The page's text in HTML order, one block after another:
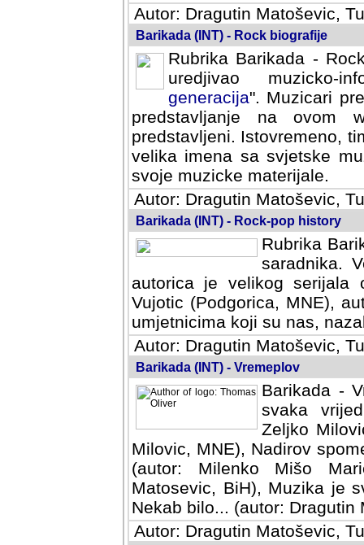
Autor: Dragutin Matoševic,
Barikada (INT) - Rock biografije
Rubrika Barikada -
uredjivao muzicko-
Muzicari predstavljeni u
na ovom web portalu
Istovremeno, tim nacinom
sa svjetske muzicke scene
materijale.
Autor: Dragutin Matoševic,
Barikada (INT) - Rock-pop history
Rubrika
saradnika.
autorica je velikog serijala
Vujotic (Podgorica, MNE),
umjetnicima koji su nas,
Autor: Dragutin Matoševic,
Barikada (INT) - Vremeplov
Barikada -
svaka
Milovic,
MNE), Nadirov spomenar
Milenko Mišo Maric, UK),
Muzika je svirala (autor:
(autor: Dragutin Matosevic,
Autor: Dragutin Matoševic,